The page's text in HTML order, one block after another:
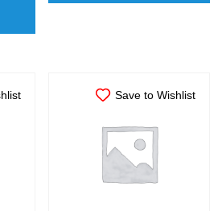
Save to Wishlist